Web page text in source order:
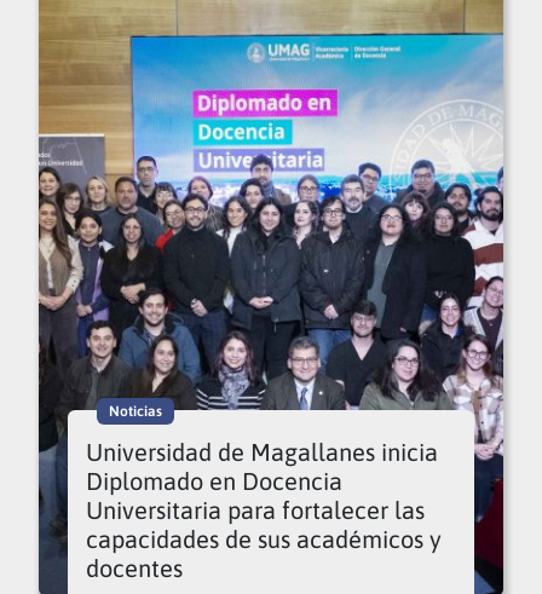
Noticias
Universidad de Magallanes inicia
Diplomado en Docencia
Universitaria para fortalecer las
capacidades de sus académicos y
docentes